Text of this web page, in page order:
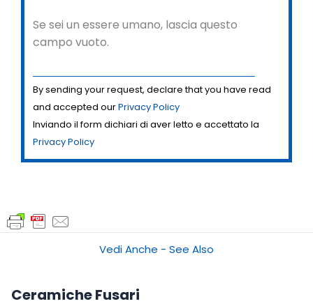
Se sei un essere umano, lascia questo
campo vuoto.
By sending your request, declare that you have read
and accepted ourPrivacy Policy
Inviando il form dichiari di aver letto e accettato la
Privacy Policy
Vedi Anche - See Also
Ceramiche Fusari